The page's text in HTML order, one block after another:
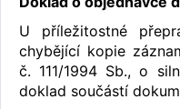
U příležitostné
chybějící kopie
č. 111/1994 Sb., o
doklad součástí